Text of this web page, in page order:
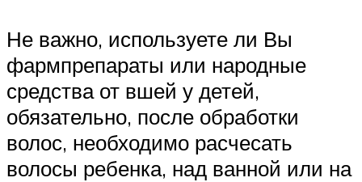
Не важно, используете ли Вы
фармпрепараты или народные
средства от вшей у детей,
обязательно, после обработки
волос, необходимо расчесать
волосы ребенка, над ванной или на